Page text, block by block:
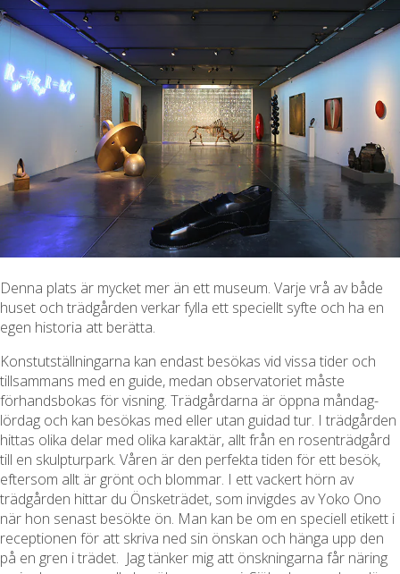
Denna plats är mycket mer än ett museum. Varje vrå av både
huset och trädgården verkar fylla ett speciellt syfte och ha en
egen historia att berätta.
Konstutställningarna kan endast besökas vid vissa tider och
tillsammans med en guide, medan observatoriet måste
förhandsbokas för visning. Trädgårdarna är öppna måndag-
lördag och kan besökas med eller utan guidad tur. I trädgården
hittas olika delar med olika karaktär, allt från en rosenträdgård
till en skulpturpark. Våren är den perfekta tiden för ett besök,
eftersom allt är grönt och blommar. I ett vackert hörn av
trädgården hittar du Önsketrädet, som invigdes av Yoko Ono
när hon senast besökte ön. Man kan be om en speciell etikett i
receptionen för att skriva ned sin önskan och hänga upp den
på en gren i trädet. Jag tänker mig att önskningarna får näring